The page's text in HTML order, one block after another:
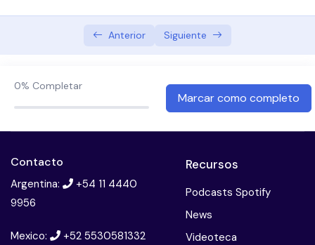
Examen modulo ayuno intermitente
Anterior Siguiente
0% Completar
Marcar como completo
Contacto
Argentina:
+54 11 4440
9956
Mexico:
+52 5530581332
Recursos
Podcasts Spotify
News
Videoteca